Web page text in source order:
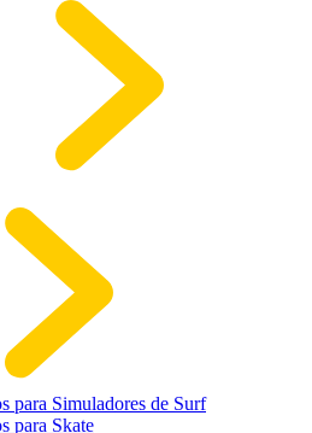
para Simuladores de Surf
para Skate